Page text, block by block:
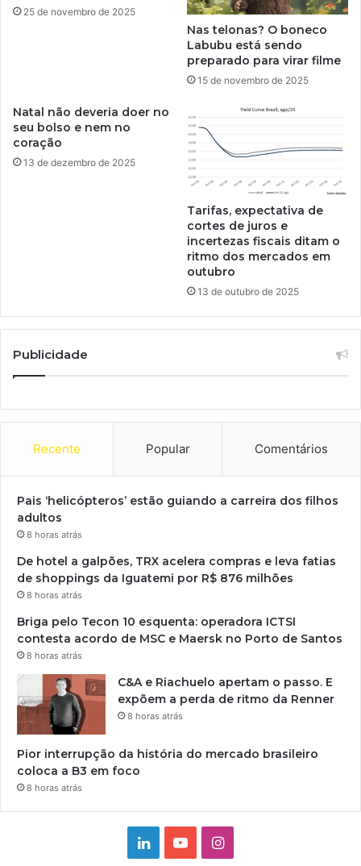
25 de novembro de 2025
Nas telonas? O boneco
Labubu está sendo
preparado para virar filme
15 de novembro de 2025
Natal não deveria doer no
seu bolso e nem no
coração
13 de dezembro de 2025
Tarifas, expectativa de
cortes de juros e
incertezas fiscais ditam o
ritmo dos mercados em
outubro
13 de outubro de 2025
Publicidade
Recente Popular Comentários
Pais ‘helicópteros’ estão guiando a carreira dos filhos
adultos
8 horas atrás
De hotel a galpões, TRX acelera compras e leva fatias
de shoppings da Iguatemi por R$ 876 milhões
8 horas atrás
Briga pelo Tecon 10 esquenta: operadora ICTSI
contesta acordo de MSC e Maersk no Porto de Santos
8 horas atrás
C&A e Riachuelo apertam o passo. E
expõem a perda de ritmo da Renner
8 horas atrás
Pior interrupção da história do mercado brasileiro
coloca a B3 em foco
8 horas atrás
LinkedinYouTubeInstagram